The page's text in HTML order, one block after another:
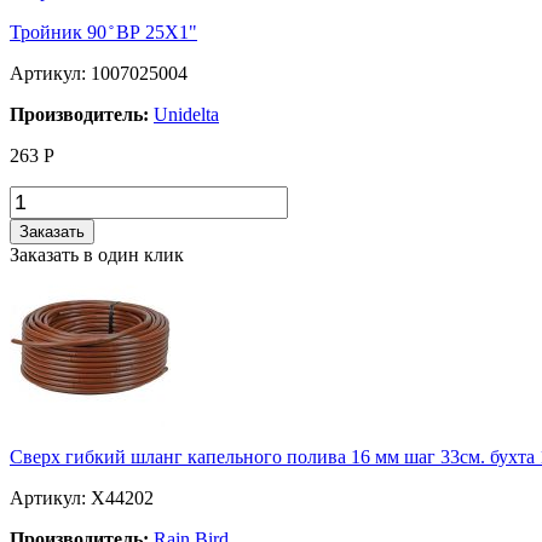
Тройник 90 ̊ ВР 25X1"
Артикул: 1007025004
Производитель: Unidelta
263 Р
Заказать
Заказать в один клик
Сверх гибкий шланг капельного полива 16 мм шаг 33см. бухта
Артикул: X44202